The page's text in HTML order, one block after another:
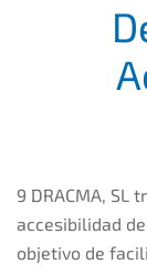
9 DRACMA, SL
accesibilidad
objetivo de